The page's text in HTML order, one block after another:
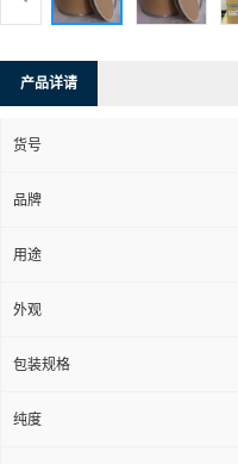
产品详请
货号
品牌
用途
外观
包装规格
纯度